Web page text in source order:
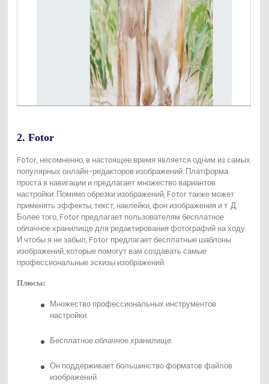
2. Fotor
Fotor, несомненно, в настоящее время является одним из самых
популярных онлайн-редакторов изображений. Платформа
проста в навигации и предлагает множество вариантов
настройки. Помимо обрезки изображений, Fotor также может
применять эффекты, текст, наклейки, фон изображения и т. Д.
Более того, Fotor предлагает пользователям бесплатное
облачное хранилище для редактирования фотографий на ходу.
И чтобы я не забыл, Fotor предлагает бесплатные шаблоны
изображений, которые помогут вам создавать самые
профессиональные эскизы изображений.
Плюсы:
Множество профессиональных инструментов
настройки.
Бесплатное облачное хранилище.
Он поддерживает большинство форматов файлов
изображений.